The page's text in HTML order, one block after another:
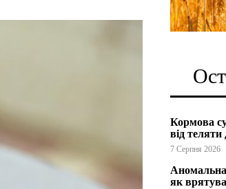
Кормова
від теляти
7 Серпня 2026
як